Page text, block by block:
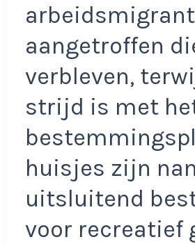
aangetroffen
verbleven,
strijd is met
huisjes zijn
uitsluitend
voor recreatief